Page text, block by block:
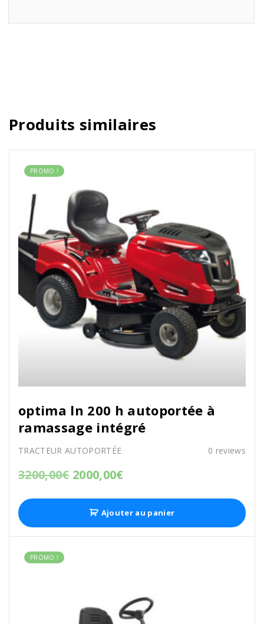
Produits similaires
PROMO !
optima ln 200 h autoportée à
ramassage intégré
TRACTEUR AUTOPORTÉE 0 reviews
3200,00€ 2000,00€
Ajouter au panier
PROMO !